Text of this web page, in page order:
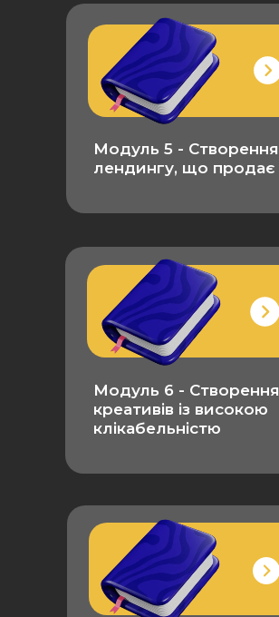
Модуль 5 - Створення
лендингу, що продає
Модуль 6 - Створення
креативів із високою
клікабельністю